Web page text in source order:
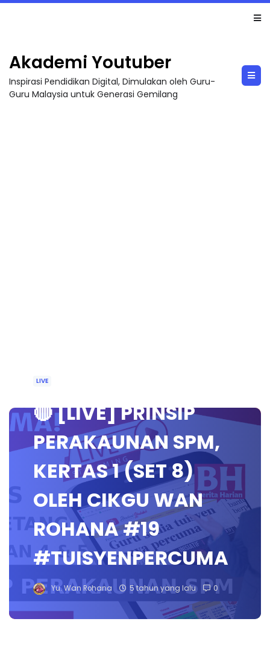
Akademi Youtuber
Inspirasi Pendidikan Digital, Dimulakan oleh Guru-
Guru Malaysia untuk Generasi Gemilang
LIVE
🔴 [LIVE] PRINSIP
PERAKAUNAN SPM,
KERTAS 1 (SET 8)
OLEH CIKGU WAN
ROHANA #19
#TUISYENPERCUMA
Yu. Wan Rohana 5 tahun yang lalu 0